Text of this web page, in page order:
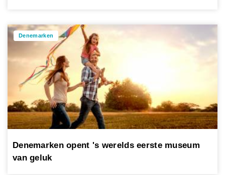
Denemarken
Denemarken opent 's werelds eerste museum
van geluk